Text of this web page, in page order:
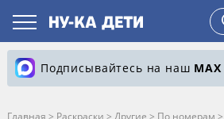
Подписывайтесь на наш MAX
Главная > Раскраски > Другие > По номерам >